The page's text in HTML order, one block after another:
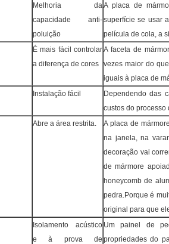
Melhoria da
capacidade anti-
poluição
A placa de
superfície se usar
película de cola, a
É mais fácil controlar
a diferença de cores
A faceta de
vezes maior do
iguais à placa de
Instalação fácil
Dependendo das
custos do
Abre a área restrita.
A placa de
na janela, na
decoração vai
de mármore
honeycomb de
pedra.Porque é
original para que
Isolamento acústico
e à prova de
Um painel de
propriedades do